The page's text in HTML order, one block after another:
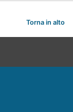
Torna in alto